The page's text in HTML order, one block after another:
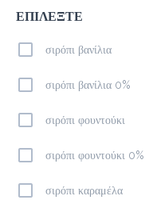
Το μενού
ΕΠΙΛΕΞΤΕ
σιρόπι βανίλια
σιρόπι βανίλια 0%
σιρόπι φουντούκι
σιρόπι φουντούκι 0%
σιρόπι καραμέλα